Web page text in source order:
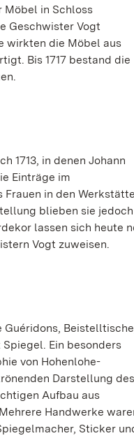
Möbel in Schloss
Geschwister Vogt
wirkten die Möbel aus
Bis 1717 bestand die
1713, in denen Johann
Einträge im
in den
blieben sie jedoch
lassen sich heute
Vogt zuweisen.
Guéridons,
Ein besonders
von Hohenlohe-
Darstellung des
Aufbau aus
Handwerke
Sticker